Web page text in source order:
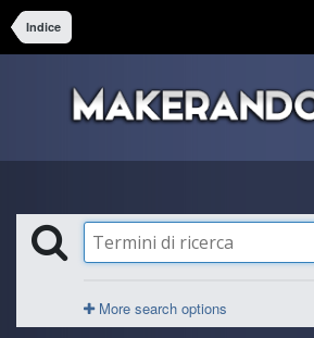
Indice
More search options